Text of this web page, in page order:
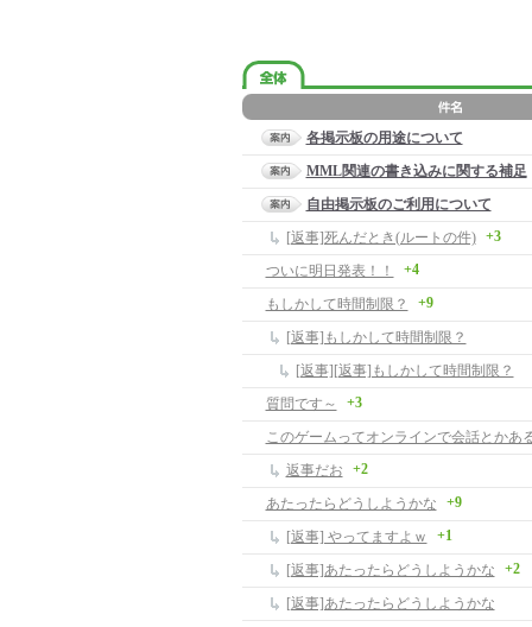
各掲示板の用途について
MML関連の書き込みに関する補足
自由掲示板のご利用について
[返事]死んだとき(ルートの件)
+3
ついに明日発表！！ +4
もしかして時間制限？ +9
[返事]もしかして時間制限？
[返事][返事]もしかして時間制限？
質問です～
+3
このゲームってオンラインで会話とかあ
返事だお
+2
あたったらどうしようかな +9
[返事] やってますよｗ +1
[返事]あたったらどうしようかな +2
[返事]あたったらどうしようかな